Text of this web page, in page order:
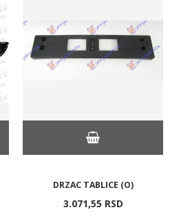
DRZAC TABLICE (O)
3.071,55 RSD